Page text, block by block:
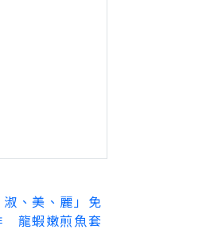
、美、麗」免
龍蝦嫩煎魚套